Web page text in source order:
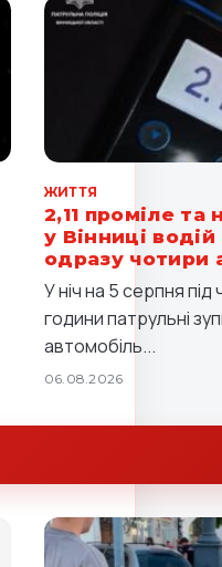
ЖИТТЯ
2,11 проміле та
у Вінниці
одразу чотири
У ніч на 5 серпня
години патрульні
автомобіль...
06.08.2026